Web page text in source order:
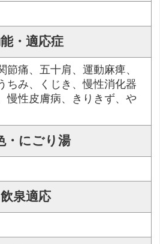
・適応症
節痛、五十肩、運動麻痺、
ちみ、くじき、慢性消化器
慢性皮膚病、きりきず、や
・にごり湯
飲泉適応